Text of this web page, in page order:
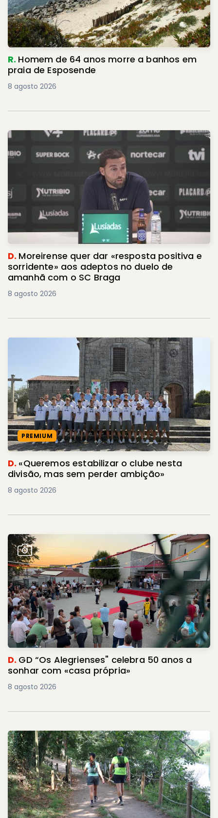
R. Homem de 64 anos morre a banhos em
praia de Esposende
8 agosto 2026
D. Moreirense quer dar «resposta positiva e
sorridente» aos adeptos no duelo de
amanhã com o SC Braga
8 agosto 2026
PREMIUM
D. «Queremos estabilizar o clube nesta
divisão, mas sem perder ambição»
8 agosto 2026
D. GD “Os Alegrienses" celebra 50 anos a
sonhar com «casa própria»
8 agosto 2026